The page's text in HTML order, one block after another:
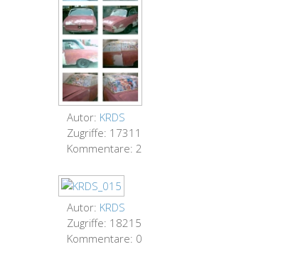
Autor: KRDS
Zugriffe: 17311
Kommentare: 2
Autor: KRDS
Zugriffe: 18215
Kommentare: 0